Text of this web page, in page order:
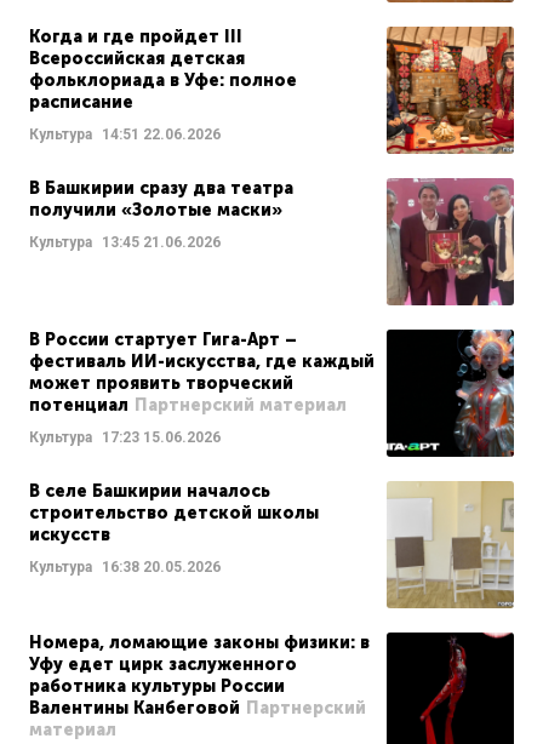
Когда и где пройдет III
Всероссийская детская
фольклориада в Уфе: полное
расписание
Культура 14:51 22.06.2026
В Башкирии сразу два театра
получили «Золотые маски»
Культура 13:45 21.06.2026
В России стартует Гига-Арт –
фестиваль ИИ-искусства, где каждый
может проявить творческий
потенциал Партнерский материал
Культура 17:23 15.06.2026
В селе Башкирии началось
строительство детской школы
искусств
Культура 16:38 20.05.2026
Номера, ломающие законы физики: в
Уфу едет цирк заслуженного
работника культуры России
Валентины Канбеговой Партнерский
материал